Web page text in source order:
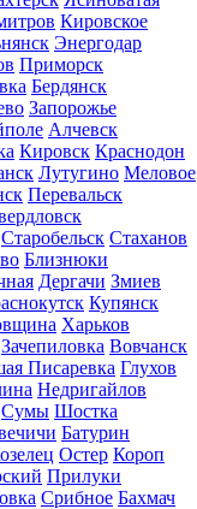
Кировское
Энергодар
Приморск
Бердянск
Запорожье
Алчевск
Кировск Краснодон
Лутугино Меловое
Перевальск
Старобельск Стаханов
Близнюки
Дергачи Змиев
Купянск
Харьков
Зачепиловка Вовчанск
Писаревка Глухов
Недригайлов
Сумы Шостка
Батурин
Остер Короп
Прилуки
Срибное Бахмач